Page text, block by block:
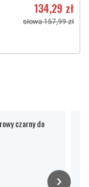
134,29 zł
słowa 157,99 zł
czarny do